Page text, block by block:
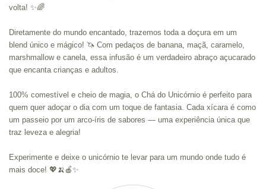
volta! ✨🌈
Diretamente do mundo encantado, trazemos toda a doçura em um
blend único e mágico! 🦄 Com pedaços de banana, maçã, caramelo,
marshmallow e canela, essa infusão é um verdadeiro abraço açucarado
que encanta crianças e adultos.
100% comestível e cheio de magia, o Chá do Unicórnio é perfeito para
quem quer adoçar o dia com um toque de fantasia. Cada xícara é como
um passeio por um arco-íris de sabores — uma experiência única que
traz leveza e alegria!
Experimente e deixe o unicórnio te levar para um mundo onde tudo é
mais doce! 💖🍌🍎✨